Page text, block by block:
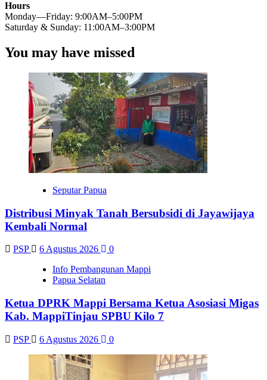
Hours
Monday—Friday: 9:00AM–5:00PM
Saturday & Sunday: 11:00AM–3:00PM
You may have missed
Seputar Papua
Distribusi Minyak Tanah Bersubsidi di Jayawijaya
Kembali Normal
PSP 6 Agustus 2026
0
Info Pembangunan Mappi
Papua Selatan
Ketua DPRK Mappi Bersama Ketua Asosiasi Migas
Kab. MappiTinjau SPBU Kilo 7
PSP 6 Agustus 2026 0